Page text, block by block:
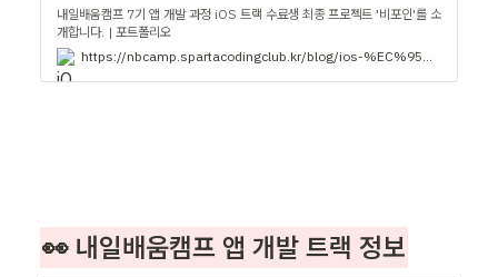
내일배움캠프 7기 앱 개발 과정 iOS 트랙 수료생 최종 프로젝트 '비포인'를 소
개합니다. | 포트폴리오
https://nbcamp.spartacodingclub.kr/blog/ios-%EC%95%B1-%EA%B0%9C%EB%B0%9C-%ED%8F%AC%ED%8A%B8%ED%8F%B4%EB%A6%AC%EC%98%A4-%EC%97%90%ED%8B%B0%EC%BC%93-%EC%A0%95%EB%B3%B4-%EC%95%B1--17109
👀 내일배움캠프 앱 개발 트랙 정보